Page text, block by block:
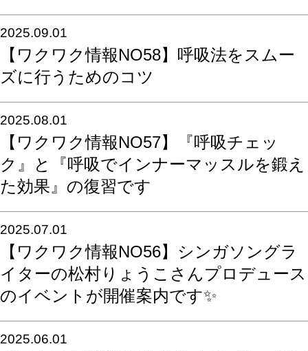
2025.09.01
【ワクワク情報NO58】呼吸法をスムー
ズに行うためのコツ
2025.08.01
【ワクワク情報NO57】『呼吸チェッ
ク』と『呼吸でインナーマッスルを鍛え
た効果』の復習です
2025.07.01
【ワクワク情報NO56】シンガソングラ
イターの松村りょうこさんプロデュース
のイベントが開催案内です✨
2025.06.01